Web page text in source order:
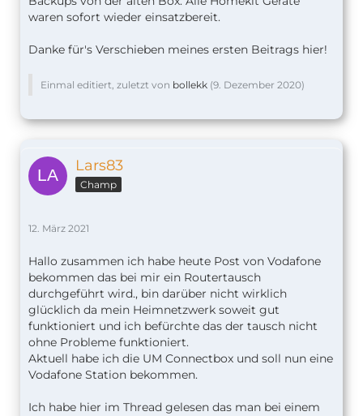
waren sofort wieder einsatzbereit.
Danke für's Verschieben meines ersten Beitrags hier!
Einmal editiert, zuletzt von bollekk (9. Dezember 2020)
Lars83
Champ
12. März 2021
Hallo zusammen ich habe heute Post von Vodafone
bekommen das bei mir ein Routertausch
durchgeführt wird., bin darüber nicht wirklich
glücklich da mein Heimnetzwerk soweit gut
funktioniert und ich befürchte das der tausch nicht
ohne Probleme funktioniert.
Aktuell habe ich die UM Connectbox und soll nun eine
Vodafone Station bekommen.
Ich habe hier im Thread gelesen das man bei einem